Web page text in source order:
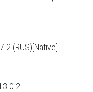
(RUS)[Native]